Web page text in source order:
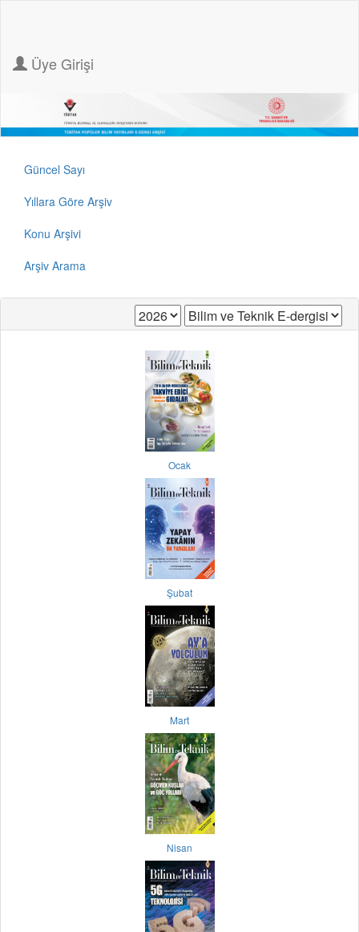
Üye Girişi
Güncel Sayı
Yıllara Göre Arşiv
Konu Arşivi
Arşiv Arama
Ocak
Şubat
Mart
Nisan